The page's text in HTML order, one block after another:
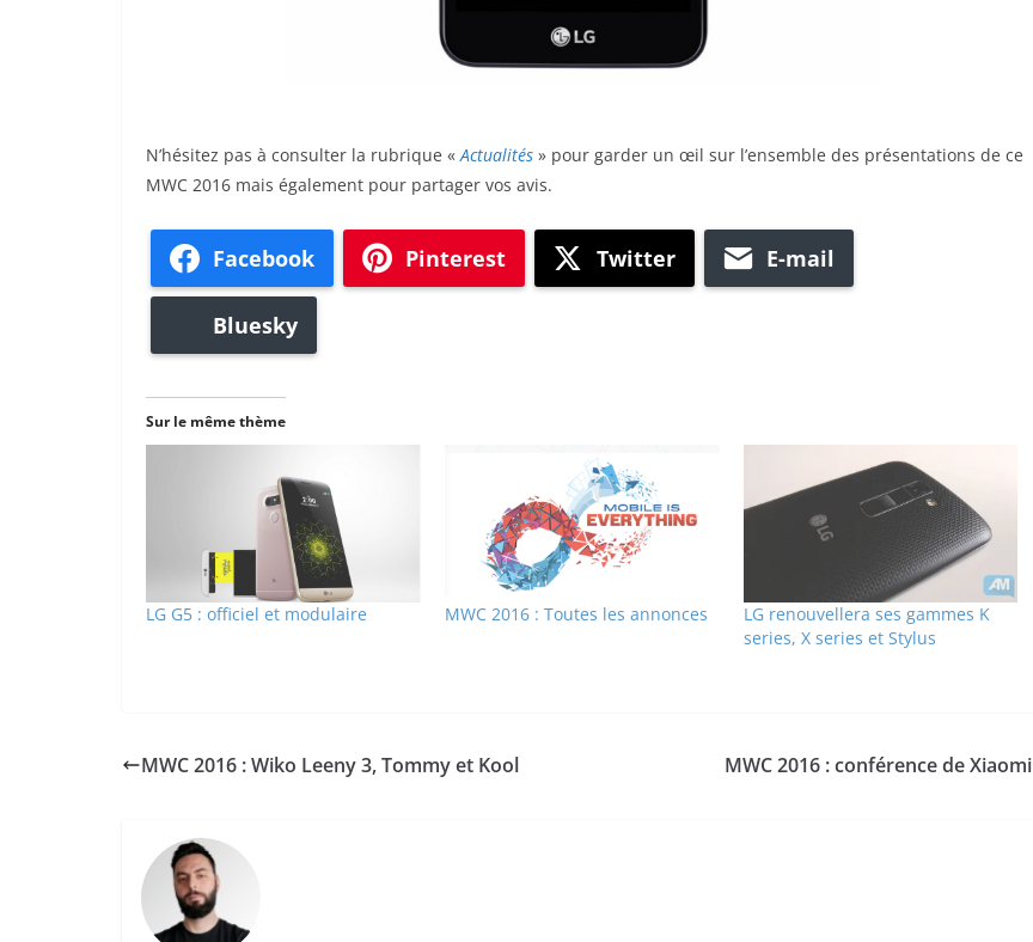
N’hésitez pas à consulter la rubrique «Actualités » pour garder un œil sur l’ensemble des présentations de ce
MWC 2016 mais également pour partager vos avis.
Facebook Pinterest Twitter E-mail
Bluesky
Sur le même thème
LG G5 : officiel et modulaire MWC 2016 : Toutes les annonces
LG renouvellera ses gammes K
series, X series et Stylus
MWC 2016 : Wiko Leeny 3, Tommy et Kool MWC 2016 : conférence de Xiaomi